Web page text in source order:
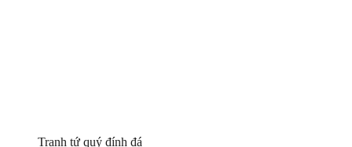
Tranh tứ quý đính đá